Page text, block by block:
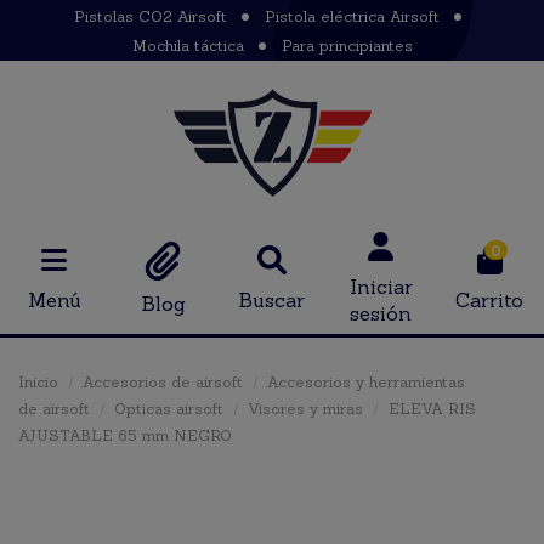
Pistolas CO2 Airsoft
Pistola eléctrica Airsoft
Mochila táctica
Para principiantes
Menú Blog Buscar
Iniciar
sesión
0
Carrito
Inicio Accesorios de airsoft
Accesorios y herramientas
de airsoft
Opticas airsoft Visores y miras
ELEVA RIS
AJUSTABLE 65 mm NEGRO